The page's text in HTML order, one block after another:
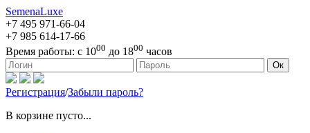
SemenaLuxe
+7 495 971-66-04
+7 985 614-17-66
Время работы: с 1000 до 1800 часов
127473, г. Москва, ул. Краснопролетарская, д. 16, стр. 1 Ок
Регистрация/Забыли пароль?
В корзине пусто...